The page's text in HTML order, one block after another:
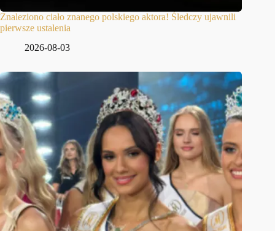
Znaleziono ciało znanego polskiego aktora! Śledczy ujawnili
pierwsze ustalenia
2026-08-03